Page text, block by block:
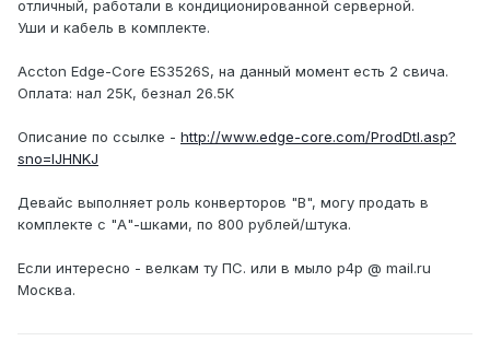
отличный, работали в кондиционированной серверной.
Уши и кабель в комплекте.
Accton Edge-Core ES3526S, на данный момент есть 2 свича.
Оплата: нал 25К, безнал 26.5К
Описание по ссылке - http://www.edge-core.com/ProdDtl.asp?
sno=IJHNKJ
Девайс выполняет роль конверторов "B", могу продать в
комплекте с "А"-шками, по 800 рублей/штука.
Если интересно - велкам ту ПС. или в мыло p4p @ mail.ru
Москва.